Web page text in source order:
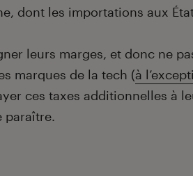
dont les importations aux
leurs marges, et donc ne
marques de la tech (à
ces taxes additionnelles à
paraître.